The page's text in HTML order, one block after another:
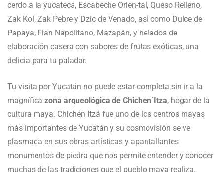
cerdo a la yucateca, Escabeche Orien-tal, Queso Relleno,
Zak Kol, Zak Pebre y Dzic de Venado, así como Dulce de
Papaya, Flan Napolitano, Mazapán, y helados de
elaboración casera con sabores de frutas exóticas, una
delicia para tu paladar.
Tu visita por Yucatán no puede estar completa sin ir a la
magnífica zona arqueológica de Chichen´Itza, hogar de la
cultura maya. Chichén Itzá fue uno de los centros mayas
más importantes de Yucatán y su cosmovisión se ve
plasmada en sus obras artísticas y apantallantes
monumentos de piedra que nos permite entender y conocer
muchas de las tradiciones que el pueblo maya realiza.